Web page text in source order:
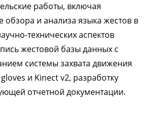
работы, включая
обзора и анализа языка жестов в
технических аспектов
жестовой базы данных с
системы захвата движения
и Kinect v2, разработку
отчетной документации.